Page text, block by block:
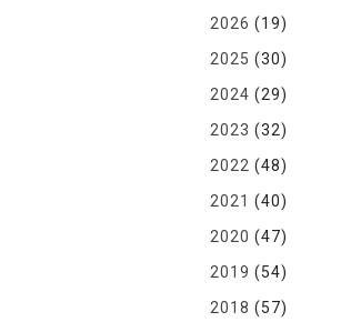
2026 (19)
2025 (30)
2024 (29)
2023 (32)
2022 (48)
2021 (40)
2020 (47)
2019 (54)
2018 (57)